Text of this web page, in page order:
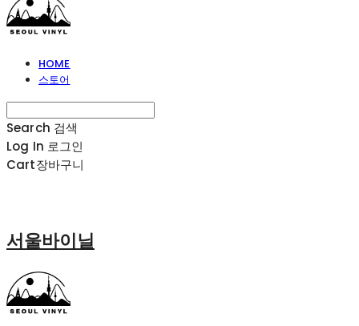
HOME
스토어
Search 검색
Log In 로그인
Cart장바구니
서울바이닐